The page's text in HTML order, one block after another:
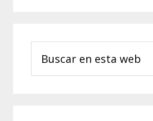
esta